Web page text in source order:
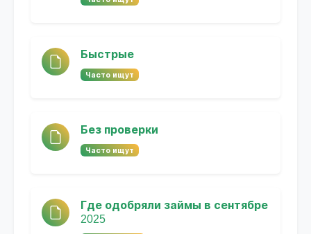
Быстрые
Часто ищут
Без проверки
Часто ищут
Где одобряли займы в сентябре
2025